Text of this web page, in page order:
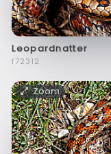
Leopardnatter
f72312
Zoom